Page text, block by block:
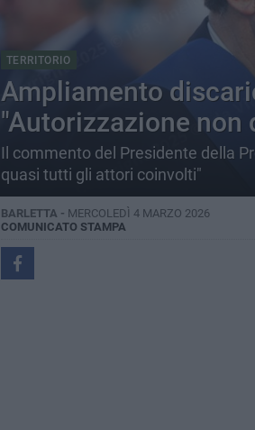
TERRITORIO
Ampliamento
"Autorizzazione non
Il commento del Presidente della
quasi tutti gli attori coinvolti"
BARLETTA - MERCOLEDÌ 4 MARZO 2026
COMUNICATO STAMPA